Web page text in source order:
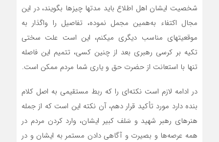
شخصیت ایشان اهل اطلاع باید مدتها چیزها بگویند، در این
مجال اکتفاء به‌همین مجمل نموده، تفاصیل را واگذار به
موقعیتهای مناسب دیگری میکنم، این است علت سختی
تکیه بر کرسی رهبری بعد از چنین کسی، تتمیم این فاصله
تنها با استعانت از حضرت حق و یاری شما مردم ممکن است.
در ادامه لازم است نکته‌ای را که ربط مستقیمی به اصل کلام
بنده دارد مورد تأکید قرار دهم، آن نکته این است که از جمله
هنرهای رهبر شهید و سَلف کبیر ایشان، وارد کردن مردم در
همه عرصه‌ها و بصیرت و آگاهی دادن مستمر به ایشان و در